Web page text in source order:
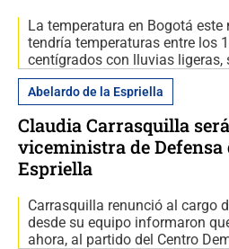
La temperatura en Bogotá
tendría temperaturas entre los
centígrados con lluvias ligeras,
Abelardo de la Espriella
Claudia Carrasquilla
viceministra de Defensa
Espriella
Carrasquilla renunció al cargo
desde su equipo informaron
ahora, al partido del Centro